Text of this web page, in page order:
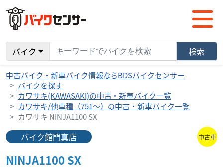
バイク 検索
中古バイク・新車バイク情報ならBDSバイクセンサー
バイクを探す
カワサキ(KAWASAKI)の中古・新車バイク一覧
カワサキ/他車種（751～）の中古・新車バイク一覧
カワサキ NINJA1100 SX
バイク館門真店 中古車
NINJA1100 SX